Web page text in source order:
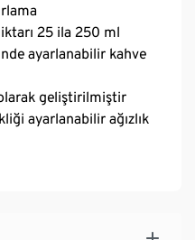
25 ila 250 ml
ayarlanabilir kahve
geliştirilmiştir
ayarlanabilir ağızlık
sayesinde kolay